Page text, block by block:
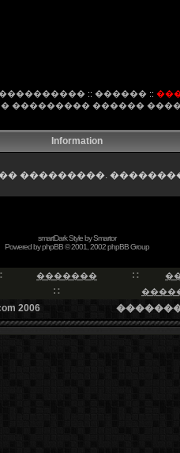
:: ������ ::
��������� ������
Information
���������.
smartDark Style bySmartor
Powered byphpBB© 2001, 2002 phpBB Group
�������
2006